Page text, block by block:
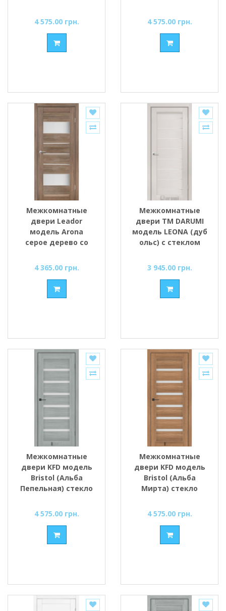
4 575.00 грн.
4 575.00 грн.
Межкомнатные
двери Leador
модель Arona
серое дерево со
4 365.00 грн.
Межкомнатные
двери ТМ DARUMI
модель LEONA (дуб
ольс) с стеклом
3 945.00 грн.
Межкомнатные
двери KFD модель
Bristol (Альба
Пепельная) стекло
4 575.00 грн.
Межкомнатные
двери KFD модель
Bristol (Альба
Мирта) стекло
4 575.00 грн.